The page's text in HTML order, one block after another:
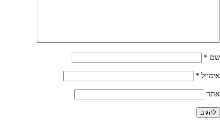
שם *
אימייל *
אתר